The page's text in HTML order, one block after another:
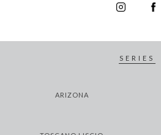
SERIES
ARIZONA